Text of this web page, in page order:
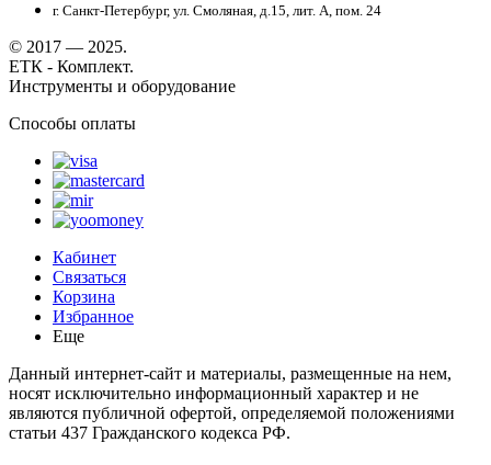
г. Санкт-Петербург, ул. Смоляная, д.15, лит. А, пом. 24
© 2017 — 2025.
ЕТК - Комплект.
Инструменты и оборудование
Способы оплаты
Кабинет
Связаться
Корзина
Избранное
Еще
Данный интернет-сайт и материалы, размещенные на нем,
носят исключительно информационный характер и не
являются публичной офертой, определяемой положениями
статьи 437 Гражданского кодекса РФ.